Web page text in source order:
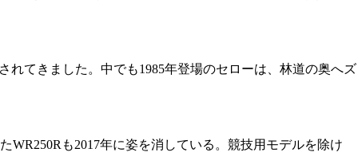
てきました。中でも1985年登場のセローは、林道の奥へズ
も2017年に姿を消している。競技用モデルを除け